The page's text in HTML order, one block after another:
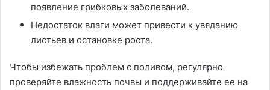
появление грибковых заболеваний.
Недостаток влаги может привести к увяданию
листьев и остановке роста.
Чтобы избежать проблем с поливом, регулярно
проверяйте влажность почвы и поддерживайте ее на